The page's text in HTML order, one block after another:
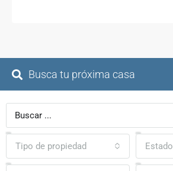
Busca tu próxima casa
Tipo de propiedad Estado